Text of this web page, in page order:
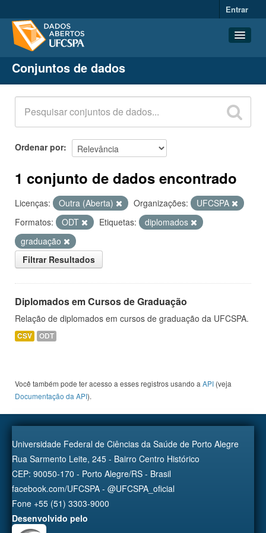
Entrar
Conjuntos de dados
Organizações
Grupos
Sobre
Conjuntos de dados
Ordenar por
1 conjunto de dados encontrado
Licenças: Outra (Aberta) Organizações:
UFCSPA
Formatos:
ODT Etiquetas:
diplomados
graduação
Filtrar Resultados
Diplomados em Cursos de Graduação
Relação de diplomados em cursos de graduação da UFCSPA.
CSV ODT
Você também pode ter acesso a esses registros usando a API (veja
Documentação da API).
Universidade Federal de Ciências da Saúde de Porto Alegre
Rua Sarmento Leite, 245 - Bairro Centro Histórico
CEP: 90050-170 - Porto Alegre/RS - Brasil
facebook.com/UFCSPA - @UFCSPA_oficial
Fone +55 (51) 3303-9000
Desenvolvido pelo